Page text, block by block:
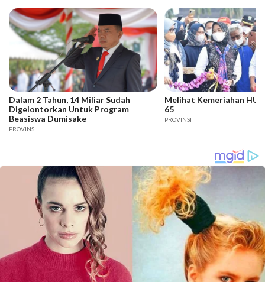
Dalam 2 Tahun, 14 Miliar Sudah
Digelontorkan Untuk Program
Beasiswa Dumisake
PROVINSI
Melihat Kemeriahan
65
PROVINSI